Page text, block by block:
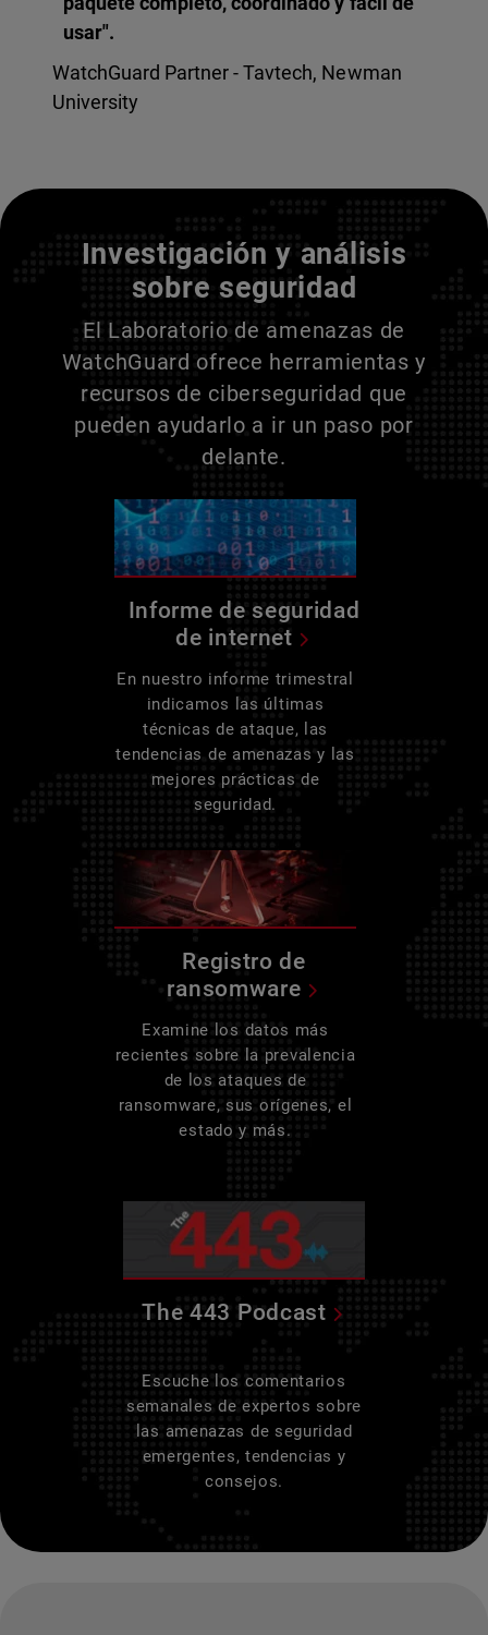
usar".
WatchGuard Partner - Tavtech, Newman
University
Investigación y análisis
sobre seguridad
El Laboratorio de amenazas de
WatchGuard ofrece herramientas y
recursos de ciberseguridad que
pueden ayudarlo a ir un paso por
delante.
Informe de seguridad
de internet
En nuestro informe trimestral
indicamos las últimas
técnicas de ataque, las
tendencias de amenazas y las
mejores prácticas de
seguridad.
Registro de
ransomware
Examine los datos más
recientes sobre la prevalencia
de los ataques de
ransomware, sus orígenes, el
estado y más.
The 443 Podcast
Escuche los comentarios
semanales de expertos sobre
las amenazas de seguridad
emergentes, tendencias y
consejos.